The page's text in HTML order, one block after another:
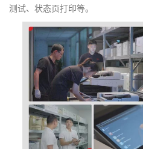
测试、状态页打印等。